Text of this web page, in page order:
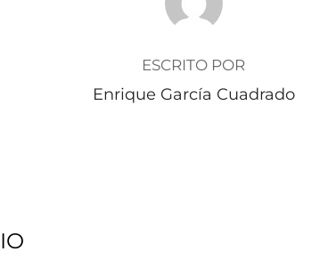
ESCRITO POR
Enrique García Cuadrado